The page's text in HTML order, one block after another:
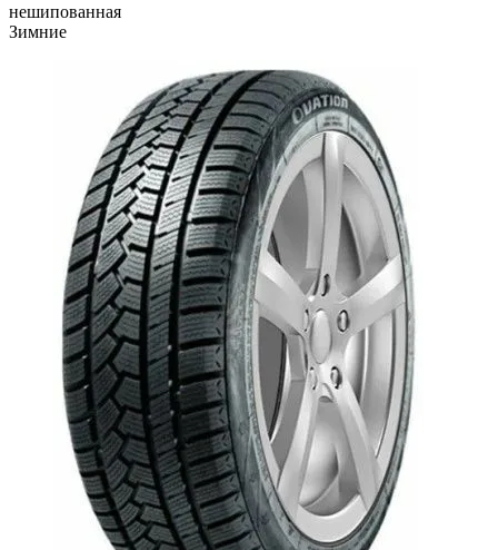
нешипованная
Зимние